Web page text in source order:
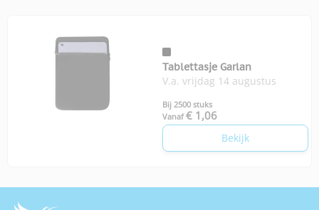
Tablettasje Garlan
V.a. vrijdag 14 augustus
Bij 2500 stuks
Vanaf € 1,06
Bekijk